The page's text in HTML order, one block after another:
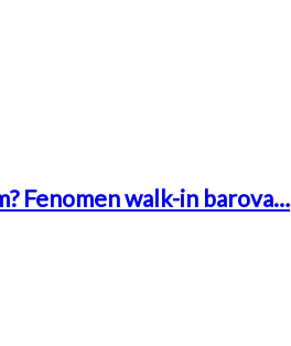
Fenomen walk-in barova…